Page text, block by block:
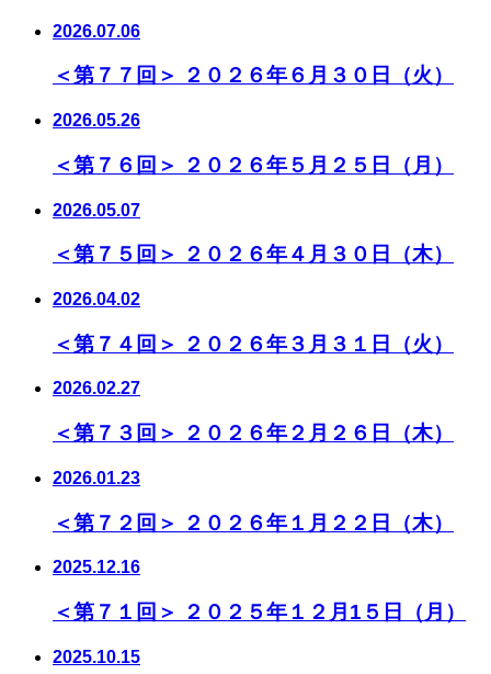
2026.07.06
＜第７７回＞ ２０２６年６月３０日（火）
2026.05.26
＜第７６回＞ ２０２６年５月２５日（月）
2026.05.07
＜第７５回＞ ２０２６年４月３０日（木）
2026.04.02
＜第７４回＞ ２０２６年３月３１日（火）
2026.02.27
＜第７３回＞ ２０２６年２月２６日（木）
2026.01.23
＜第７２回＞ ２０２６年１月２２日（木）
2025.12.16
＜第７１回＞ ２０２５年１２月1５日（月）
2025.10.15